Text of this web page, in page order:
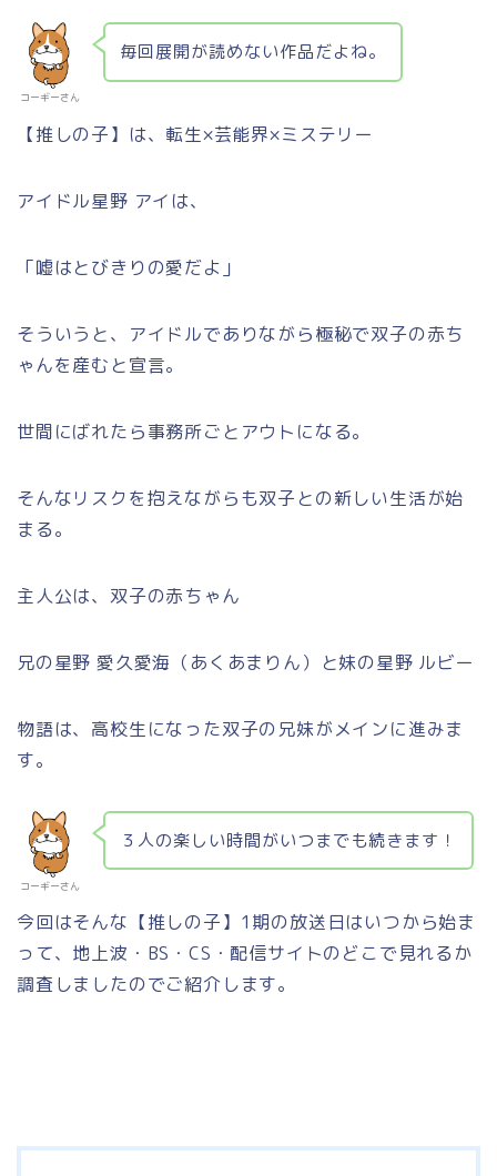
コーギーさん
毎回展開が読めない作品だよね。
【推しの子】は、転生×芸能界×ミステリー
アイドル星野 アイは、
「嘘はとびきりの愛だよ」
そういうと、アイドルでありながら極秘で双子の赤ち
ゃんを産むと宣言。
世間にばれたら事務所ごとアウトになる。
そんなリスクを抱えながらも双子との新しい生活が始
まる。
主人公は、双子の赤ちゃん
兄の星野 愛久愛海（あくあまりん）と妹の星野 ルビー
物語は、高校生になった双子の兄妹がメインに進みま
す。
コーギーさん
３人の楽しい時間がいつまでも続きます！
今回はそんな【推しの子】1期の放送日はいつから始ま
って、地上波・BS・CS・配信サイトのどこで見れるか
調査しましたのでご紹介します。